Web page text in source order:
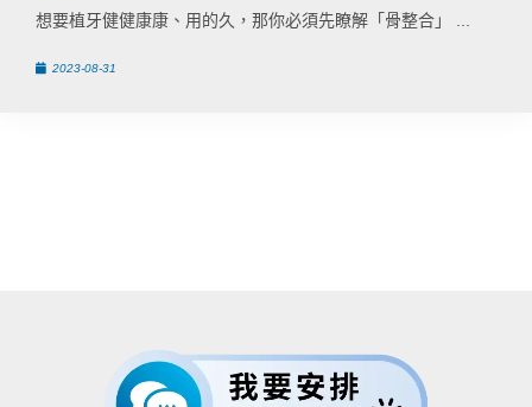
想要植牙健健康康、用的久，那你必須先瞭解「骨整合」 ...
2023-08-31